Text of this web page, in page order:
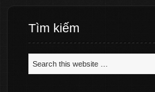
Tìm kiếm